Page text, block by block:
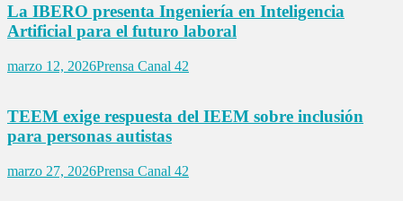
La IBERO presenta Ingeniería en Inteligencia
Artificial para el futuro laboral
marzo 12, 2026Prensa Canal 42
TEEM exige respuesta del IEEM sobre inclusión
para personas autistas
marzo 27, 2026Prensa Canal 42